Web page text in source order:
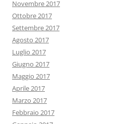
Novembre 2017
Ottobre 2017
Settembre 2017
Agosto 2017
Luglio 2017
Giugno 2017
Maggio 2017
Aprile 2017
Marzo 2017
Febbraio 2017